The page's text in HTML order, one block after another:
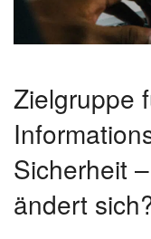
Zielgruppe
Sicherheit
ändert